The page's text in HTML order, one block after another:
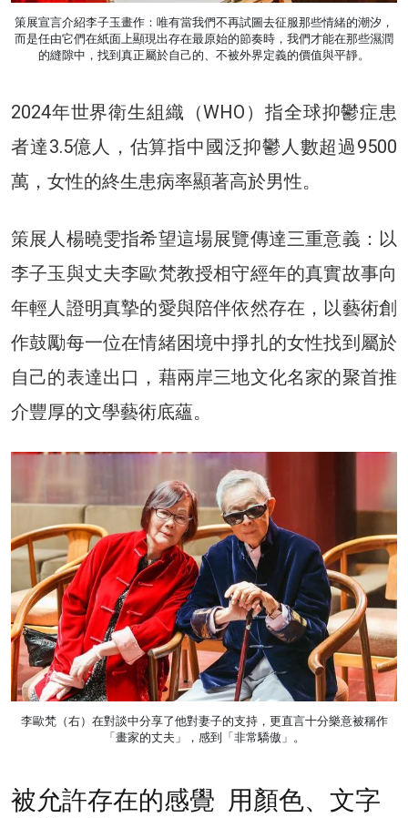
策展宣言介紹李子玉畫作：唯有當我們不再試圖去征服那些情緒的潮汐，
而是任由它們在紙面上顯現出存在最原始的節奏時，我們才能在那些濕潤
的縫隙中，找到真正屬於自己的、不被外界定義的價值與平靜。
2024年世界衛生組織（WHO）指全球抑鬱症患
者達3.5億人，估算指中國泛抑鬱人數超過9500
萬，女性的終生患病率顯著高於男性。
策展人楊曉雯指希望這場展覽傳達三重意義：以
李子玉與丈夫李歐梵教授相守經年的真實故事向
年輕人證明真摯的愛與陪伴依然存在，以藝術創
作鼓勵每一位在情緒困境中掙扎的女性找到屬於
自己的表達出口，藉兩岸三地文化名家的聚首推
介豐厚的文學藝術底蘊。
李歐梵（右）在對談中分享了他對妻子的支持，更直言十分樂意被稱作
「畫家的丈夫」，感到「非常驕傲」。
被允許存在的感覺 用顏色、文字